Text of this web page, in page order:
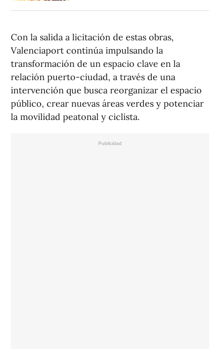
Con la salida a licitación de estas obras,
Valenciaport continúa impulsando la
transformación de un espacio clave en la
relación puerto-ciudad, a través de una
intervención que busca reorganizar el espacio
público, crear nuevas áreas verdes y potenciar
la movilidad peatonal y ciclista.